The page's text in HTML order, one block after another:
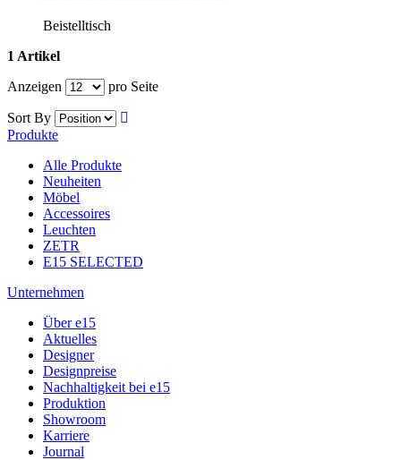
Beistelltisch
1 Artikel
Anzeigen
pro Seite
Sort By
Produkte
Alle Produkte
Neuheiten
Möbel
Accessoires
Leuchten
ZETR
E15 SELECTED
Unternehmen
Über e15
Aktuelles
Designer
Designpreise
Nachhaltigkeit bei e15
Produktion
Showroom
Karriere
Journal